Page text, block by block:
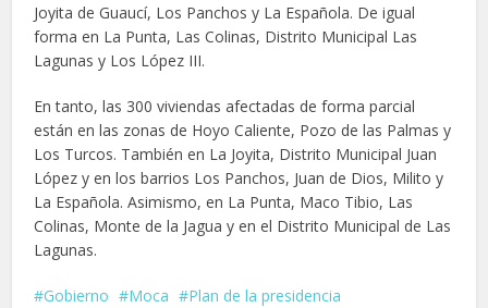
Joyita de Guaucí, Los Panchos y La Española. De igual
forma en La Punta, Las Colinas, Distrito Municipal Las
Lagunas y Los López III.
En tanto, las 300 viviendas afectadas de forma parcial
están en las zonas de Hoyo Caliente, Pozo de las Palmas y
Los Turcos. También en La Joyita, Distrito Municipal Juan
López y en los barrios Los Panchos, Juan de Dios, Milito y
La Española. Asimismo, en La Punta, Maco Tibio, Las
Colinas, Monte de la Jagua y en el Distrito Municipal de Las
Lagunas.
Gobierno Moca Plan de la presidencia